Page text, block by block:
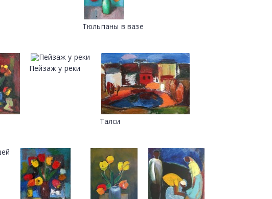
Тюльпаны в вазе
Пейзаж у реки
Талси